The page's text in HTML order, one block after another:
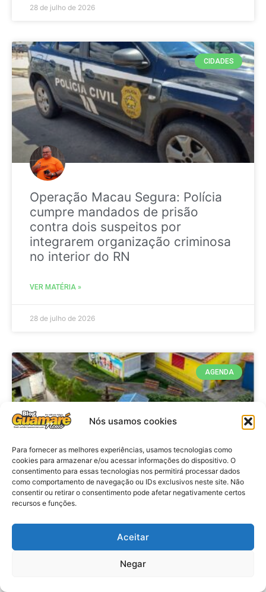
Nós usamos cookies
Para fornecer as melhores experiências, usamos tecnologias como
cookies para armazenar e/ou acessar informações do dispositivo. O
consentimento para essas tecnologias nos permitirá processar dados
como comportamento de navegação ou IDs exclusivos neste site. Não
consentir ou retirar o consentimento pode afetar negativamente certos
recursos e funções.
Aceitar
Negar
28 de julho de 2026
CIDADES
Operação Macau Segura: Polícia
cumpre mandados de prisão
contra dois suspeitos por
integrarem organização criminosa
no interior do RN
VER MATÉRIA »
28 de julho de 2026
AGENDA
Agenda: 10ª Mostra Pedagógica
da Casa Durval Paiva acontecerá
nesta quarta-feira (29)